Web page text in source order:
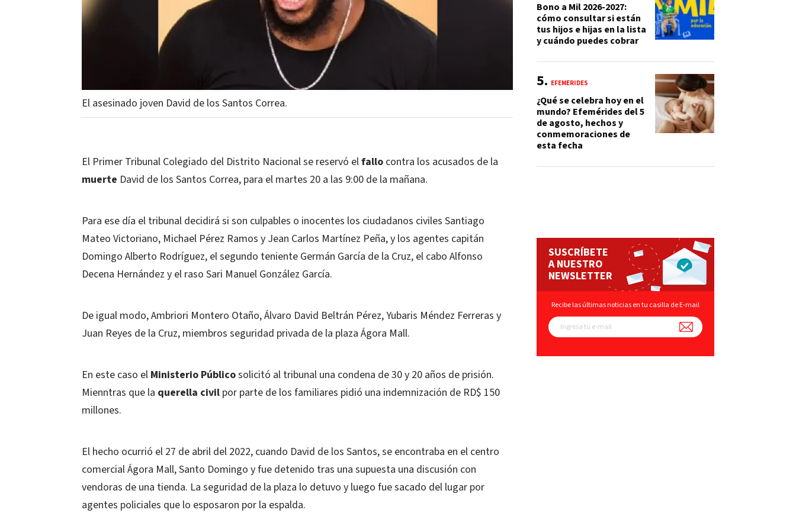
El asesinado joven David de los Santos Correa.
El Primer Tribunal Colegiado del Distrito Nacional se reservó elfallo contra los acusados de la
muerte David de los Santos Correa, para el martes 20 a las 9:00 de la mañana.
Para ese día el tribunal decidirá si son culpables o inocentes los ciudadanos civiles Santiago
Mateo Victoriano, Michael Pérez Ramos y Jean Carlos Martínez Peña, y los agentes capitán
Domingo Alberto Rodríguez, el segundo teniente Germán García de la Cruz, el cabo Alfonso
Decena Hernández y el raso Sari Manuel González García.
De igual modo, Ambriori Montero Otaño, Álvaro David Beltrán Pérez, Yubaris Méndez Ferreras y
Juan Reyes de la Cruz, miembros seguridad privada de la plaza Ágora Mall.
En este caso el Ministerio Públicosolicitó al tribunal una condena de 30 y 20 años de prisión.
Mienntras que la querella civil por parte de los familiares pidió una indemnización de RD$ 150
millones.
El hecho ocurrió el 27 de abril del 2022, cuando David de los Santos, se encontraba en el centro
comercial Ágora Mall, Santo Domingo y fue detenido tras una supuesta una discusión con
vendoras de una tienda. La seguridad de la plaza lo detuvo y luego fue sacado del lugar por
agentes policiales que lo esposaron por la espalda.
Bono a Mil 2026-2027:
cómo consultar si están
tus hijos e hijas en la lista
y cuándo puedes cobrar
EFEMÉRIDES
¿Qué se celebra hoy en el
mundo? Efemérides del 5
de agosto, hechos y
conmemoraciones de
esta fecha
SUSCRÍBETE
A NUESTRO
NEWSLETTER
Recibe las últimas noticias en tu casilla de E-mail